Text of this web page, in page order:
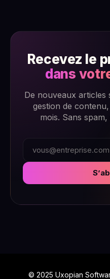
Recevez le
dans
De nouveaux articles
gestion de
mois. Sans
© 2025 Uxopian